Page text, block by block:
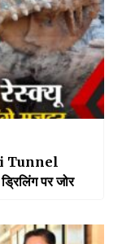
Tunnel
पर जोर